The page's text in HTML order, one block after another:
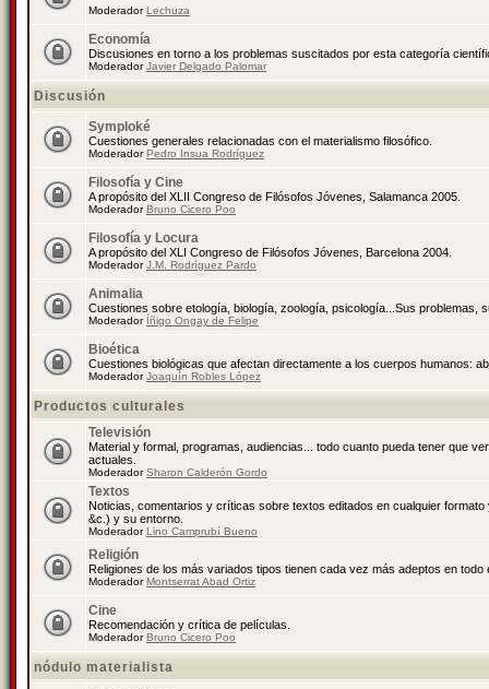
ModeradorLechuza
Economía
Discusiones en torno a los problemas suscitados por esta categoría
ModeradorJavier Delgado Palomar
Discusión
Symploké
Cuestiones generales relacionadas con el materialismo filosófico.
ModeradorPedro Insua Rodríguez
Filosofía y Cine
A propósito del XLII Congreso de Filósofos Jóvenes, Salamanca 2005.
ModeradorBruno Cicero Poo
Filosofía y Locura
A propósito del XLI Congreso de Filósofos Jóvenes, Barcelona 2004.
ModeradorJ.M. Rodríguez Pardo
Animalia
Cuestiones sobre etología, biología, zoología, psicología...Sus problemas,
Moderador Íñigo Ongay de Felipe
Bioética
Cuestiones biológicas que afectan directamente a los cuerpos humanos:
ModeradorJoaquín Robles López
Productos culturales
Televisión
Material y formal, programas, audiencias... todo cuanto pueda tener que
actuales.
ModeradorSharon Calderón Gordo
Textos
Noticias, comentarios y críticas sobre textos editados en cualquier
&c.) y su entorno.
ModeradorLino Camprubí Bueno
Religión
Religiones de los más variados tipos tienen cada vez más adeptos en todo
ModeradorMontserrat Abad Ortiz
Cine
Recomendación y crítica de películas.
ModeradorBruno Cicero Poo
nódulo materialista